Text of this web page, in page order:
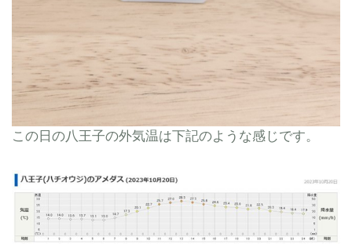
この日の八王子の外気温は下記のような感じです。